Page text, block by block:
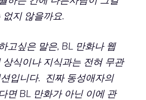
지 않을까요.
고싶은 말은, BL 만화나 웹
식이나 지식과는 전혀 무관
입니다. 진짜 동성애자의
면 BL 만화가 아닌 이에 관